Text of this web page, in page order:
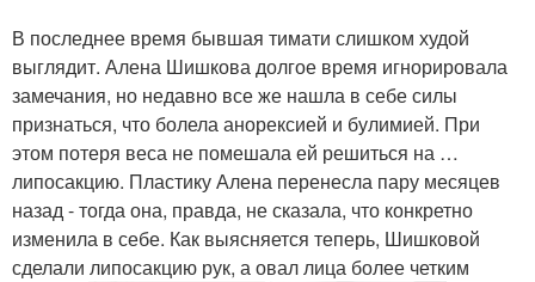
В последнее время бывшая тимати слишком худой
выглядит. Алена Шишкова долгое время игнорировала
замечания, но недавно все же нашла в себе силы
признаться, что болела анорексией и булимией. При
этом потеря веса не помешала ей решиться на …
липосакцию. Пластику Алена перенесла пару месяцев
назад - тогда она, правда, не сказала, что конкретно
изменила в себе. Как выясняется теперь, Шишковой
сделали липосакцию рук, а овал лица более четким